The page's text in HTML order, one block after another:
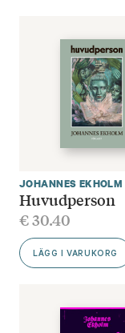
JOHANNES EKHOLM
Huvudperson
€30.40
LÄGG I VARUKORG